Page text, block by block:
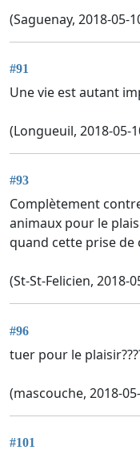
(Saguenay, 2018-05-
#91
Une vie est autant
(Longueuil, 2018-05-
#93
Complètement
animaux pour le
quand cette prise de
(St-St-Felicien, 2018-
#96
tuer pour le
(mascouche, 2018-
#101